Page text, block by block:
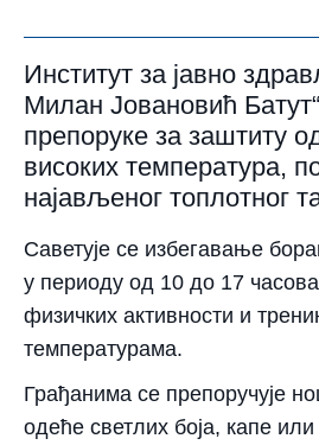
Институт за јавно
Милан Јовановић
препоруке за заштиту
високих температура,
најављеног топлотног
Саветује се избегавање
у периоду од 10 до 17
физичких активности и
температурама.
Грађанима се препоручује
одеће светлих боја, капе